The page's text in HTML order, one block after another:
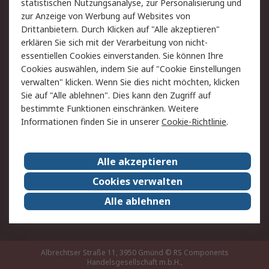
Hilfe
Rechtliches
RS Verkaufs- und
Lieferbedingungen
Datenschutz
Cookie-Richtlinie
Zahlungsbedingungen
Impressum
Webseite Konditionen
RS weltweit
Karriere bei RS
Nachhaltigkeit
Qualität/Zertifikate
Presse-Center
Event-Center
Albrechtser Straße 11, 3950 Gmünd © RS Components
Handelsgesellschaft m.b.H.,
statistischen Nutzungsanalyse, zur Personalisierung und
zur Anzeige von Werbung auf Websites von
Drittanbietern. Durch Klicken auf "Alle akzeptieren"
erklären Sie sich mit der Verarbeitung von nicht-
essentiellen Cookies einverstanden. Sie können Ihre
Cookies auswählen, indem Sie auf "Cookie Einstellungen
verwalten" klicken. Wenn Sie dies nicht möchten, klicken
Sie auf "Alle ablehnen". Dies kann den Zugriff auf
bestimmte Funktionen einschränken. Weitere
Informationen finden Sie in unsererCookie-Richtlinie.
Alle akzeptieren
Cookies verwalten
Alle ablehnen